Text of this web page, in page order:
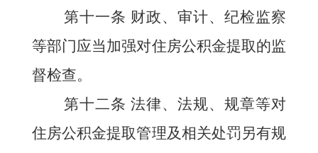
第十一条 财政、审计、纪检监察
等部门应当加强对住房公积金提取的监
督检查。
第十二条 法律、法规、规章等对
住房公积金提取管理及相关处罚另有规